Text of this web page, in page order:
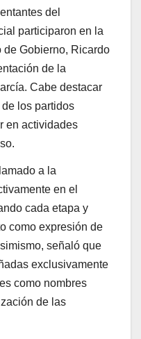
del
participaron en la
Gobierno, Ricardo
de la
Cabe destacar
los partidos
en actividades
a la
en el
cada etapa y
como expresión de
señaló que
exclusivamente
como nombres
de las